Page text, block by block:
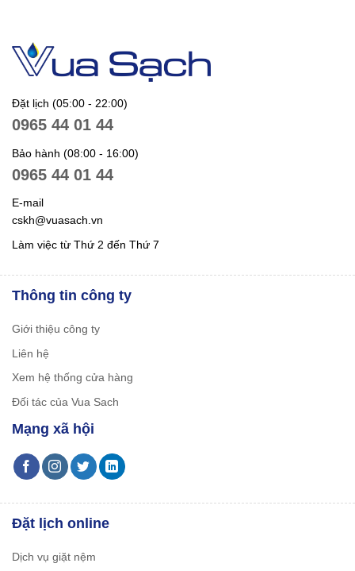
Đặt lịch (05:00 - 22:00)
0965 44 01 44
Bảo hành (08:00 - 16:00)
0965 44 01 44
E-mail
cskh@vuasach.vn
Làm việc từ Thứ 2 đến Thứ 7
Thông tin công ty
Giới thiệu công ty
Liên hệ
Xem hệ thống cửa hàng
Đối tác của Vua Sach
Mạng xã hội
Đặt lịch online
Dịch vụ giặt nệm